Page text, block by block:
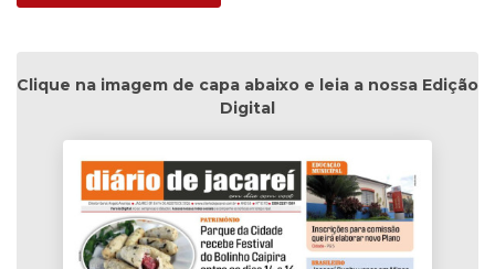
Clique na imagem de capa abaixo e leia a nossa Edição
Digital